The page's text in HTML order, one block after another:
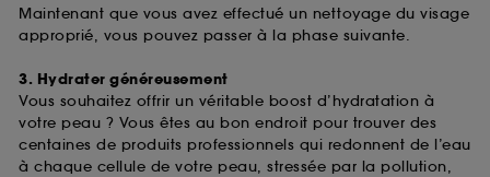
Maintenant que vous avez effectué un nettoyage du visage
approprié, vous pouvez passer à la phase suivante.
3. Hydrater généreusement
Vous souhaitez offrir un véritable boost d’hydratation à
votre peau ? Vous êtes au bon endroit pour trouver des
centaines de produits professionnels qui redonnent de l’eau
à chaque cellule de votre peau, stressée par la pollution,